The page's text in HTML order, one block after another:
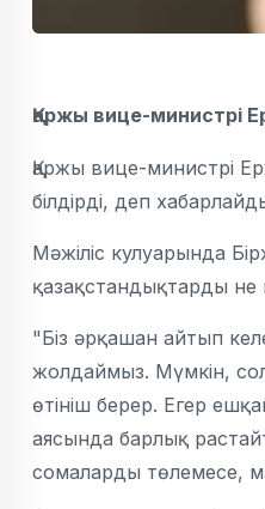
Қаржы вице-министрі
Қаржы вице-министрі
білдірді, деп
Мәжіліс кулуарында
қазақстандықтарды не
"Біз әрқашан айтып
жолдаймыз. Мүмкін, сол
өтініш берер. Егер
аясында барлық
сомаларды төлемесе,